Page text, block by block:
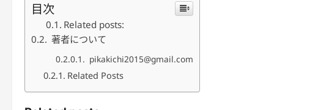
目次
Related posts:
著者について
pikakichi2015@gmail.com
Related Posts